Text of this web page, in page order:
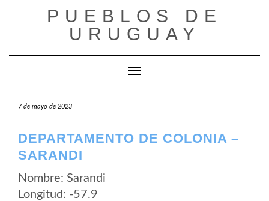
PUEBLOS DE
URUGUAY
Cambiar modo de navegación
7 de mayo de 2023
DEPARTAMENTO DE COLONIA –
SARANDI
Nombre: Sarandi
Longitud: -57.9